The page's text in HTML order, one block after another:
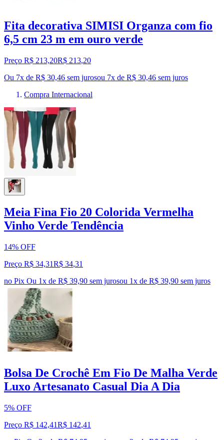
Fita decorativa SIMISI Organza com fio
6,5 cm 23 m em ouro verde
Preço R$ 213,20R$ 213,20
Ou 7x de R$ 30,46 sem jurosou 7x de R$ 30,46 sem juros
Compra Internacional
Meia Fina Fio 20 Colorida Vermelha
Vinho Verde Tendência
14% OFF
Preço R$ 34,31R$ 34,31
no Pix Ou 1x de R$ 39,90 sem jurosou 1x de R$ 39,90 sem juros
Bolsa De Crochê Em Fio De Malha Verde
Luxo Artesanato Casual Dia A Dia
5% OFF
Preço R$ 142,41R$ 142,41